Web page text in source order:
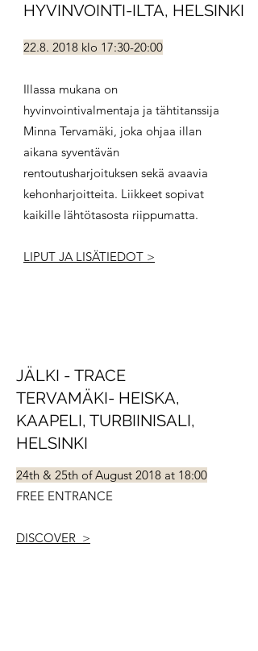
HYVINVOINTI-ILTA, HELSINKI
22.8. 2018 klo 17:30-20:00
Illassa mukana on
hyvinvointivalmentaja ja tähtitanssija
Minna Tervamäki, joka ohjaa illan
aikana syventävän
rentoutusharjoituksen sekä avaavia
kehonharjoitteita. Liikkeet sopivat
kaikille lähtötasosta riippumatta.
LIPUT JA LISÄTIEDOT >
JÄLKI - TRACE
TERVAMÄKI- HEISKA,
KAAPELI, TURBIINISALI,
HELSINKI
24th & 25th of August 2018 at 18:00
FREE ENTRANCE
DISCOVER >